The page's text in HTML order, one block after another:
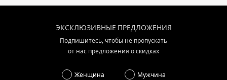
ЭКСКЛЮЗИВНЫЕ ПРЕДЛОЖЕНИЯ
Подпишитесь, чтобы не пропускать
от нас предложения о скидках
Женщина Мужчина